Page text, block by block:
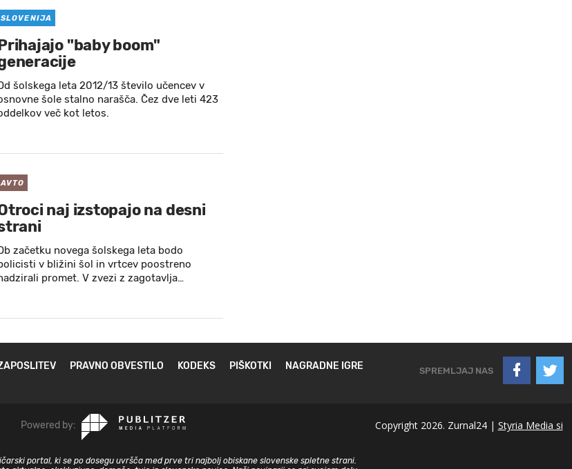
SLOVENIJA
"baby boom"
šolskega leta 2012/13 število učencev v
šole stalno narašča. Čez dve leti 423
več kot letos.
AVTO
naj izstopajo na desni
začetku novega šolskega leta bodo
v bližini šol in vrtcev poostreno
promet. V zvezi z zagotavlja…
PRAVNO OBVESTILO KODEKS PIŠKOTKI
NAGRADNE IGRE
SPREMLJAJ NAS
Powered by: Copyright 2026. Zurnal24 | Styria Media si
portal, ki se po dosegu uvršča med prve tri najbolj obiskane slovenske spletne strani.